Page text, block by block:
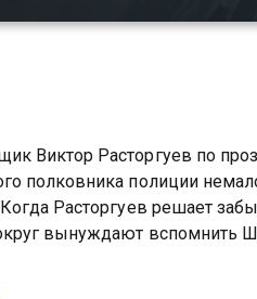
Виктор Расторгуев по
полковника полиции
Расторгуев решает
вынуждают вспомнить
5 сезон сериала Шеф